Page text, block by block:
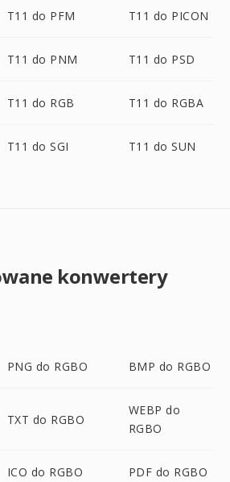
T11 do PFM T11 do PICON
T11 do PNM T11 do PSD
T11 do RGB T11 do RGBA
T11 do SGI T11 do SUN
konwertery
PNG do RGBO BMP do RGBO
TXT do RGBO
WEBP do
RGBO
ICO do RGBO PDF do RGBO